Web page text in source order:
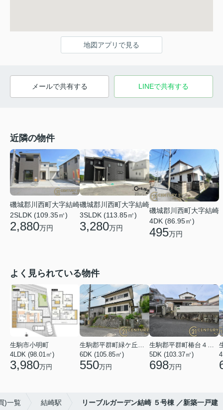
地図アプリで見る
メールで共有する LINEで共有する
近隣の物件
磯城郡川西町大字結崎
2SLDK (109.35㎡)
2,880万円
磯城郡川西町大字結崎
3SLDK (113.85㎡)
3,280万円
磯城郡川西町大字結崎
4DK (86.95㎡)
495万円
よく見られている物件
生駒市小明町
4LDK (98.01㎡)
3,980万円
生駒郡平群町緑ケ丘５丁目
6DK (105.85㎡)
550万円
生駒郡平群町椿台４丁目
5DK (103.37㎡)
698万円
)一覧 結崎駅 リーブルガーデン結崎 ５号棟 ／新築一戸建